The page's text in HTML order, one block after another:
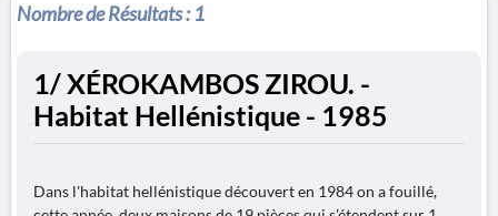
Nombre de Résultats :1
1/ XÉROKAMBOS ZIROU. -
Habitat Hellénistique - 1985
Dans l'habitat hellénistique découvert en 1984 on a fouillé,